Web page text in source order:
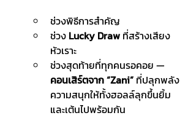
ช่วงพิธีการสำคัญ
ช่วง Lucky Draw ที่สร้างเสียง
หัวเราะ
ช่วงสุดท้ายที่ทุกคนรอคอย —
คอนเสิร์ตจาก “Zani” ที่ปลุกพลัง
ความสนุกให้ทั้งฮอลล์ลุกขึ้นยิ้ม
และเต้นไปพร้อมกัน